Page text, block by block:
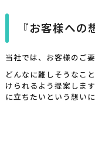
『お客様への
当社では、お客様のご
どんなに難しそうなこ
けられるよう提案しま
に立ちたいという想い